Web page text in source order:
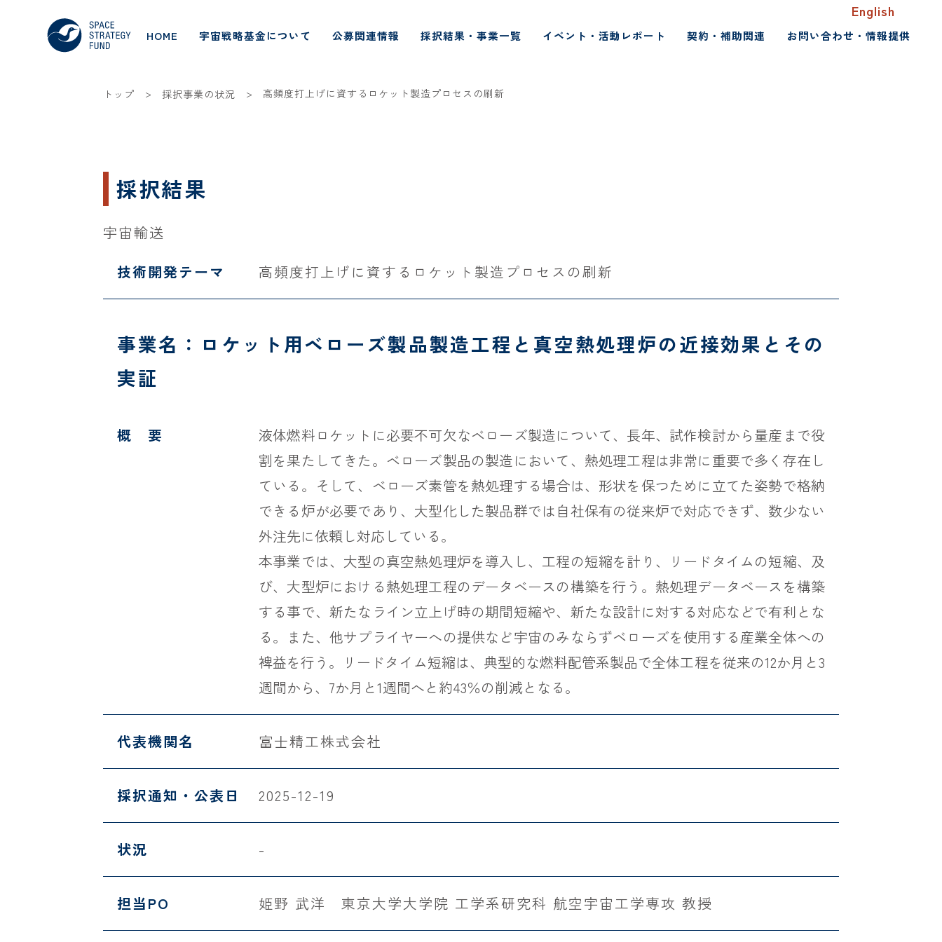
English
HOME 宇宙戦略基金について 公募関連情報 採択結果・事業一覧 イベント・活動レポート 契約・補助関連 お問い合わせ・情報提供
トップ > 採択事業の状況 > 高頻度打上げに資するロケット製造プロセスの刷新
採択結果
宇宙輸送
技術開発テーマ
高頻度打上げに資するロケット製造プロセスの刷新
事業名：ロケット用ベローズ製品製造工程と真空熱処理炉の近接効果とその
実証
概 要
液体燃料ロケットに必要不可欠なベローズ製造について、長年、試作検討から量産まで役
割を果たしてきた。ベローズ製品の製造において、熱処理工程は非常に重要で多く存在し
ている。そして、ベローズ素管を熱処理する場合は、形状を保つために立てた姿勢で格納
できる炉が必要であり、大型化した製品群では自社保有の従来炉で対応できず、数少ない
外注先に依頼し対応している。
本事業では、大型の真空熱処理炉を導入し、工程の短縮を計り、リードタイムの短縮、及
び、大型炉における熱処理工程のデータベースの構築を行う。熱処理データベースを構築
する事で、新たなライン立上げ時の期間短縮や、新たな設計に対する対応などで有利とな
る。また、他サプライヤーへの提供など宇宙のみならずベローズを使用する産業全体への
裨益を行う。リードタイム短縮は、典型的な燃料配管系製品で全体工程を従来の12か月と3
週間から、7か月と1週間へと約43％の削減となる。
代表機関名 富士精工株式会社
採択通知・公表日 2025-12-19
状況 -
担当PO 姫野 武洋 東京大学大学院 工学系研究科 航空宇宙工学専攻 教授